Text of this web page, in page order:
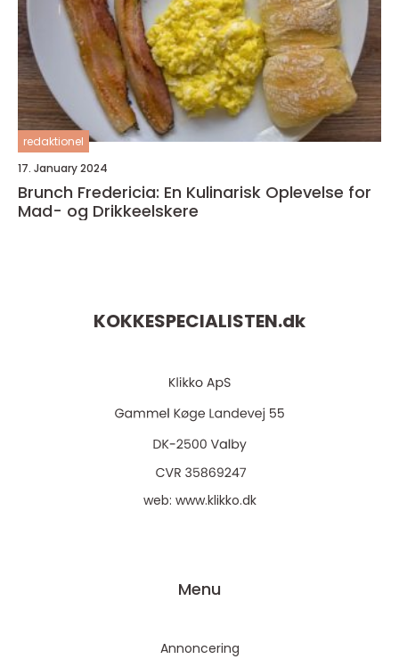
redaktionel
17. January 2024
Brunch Fredericia: En Kulinarisk Oplevelse for
Mad- og Drikkeelskere
KOKKESPECIALISTEN.dk
web: www.klikko.dk
Menu
Annoncering